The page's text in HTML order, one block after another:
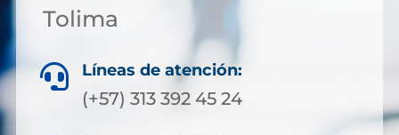
Tolima
 Líneas de atención:
(+57) 313 392 45 24